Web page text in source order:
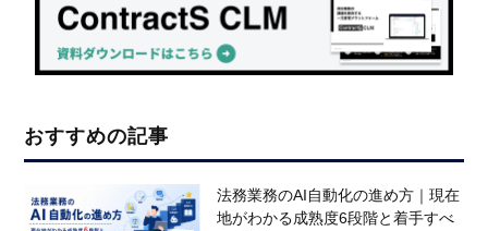
おすすめの記事
法務業務のAI自動化の進め方｜現在
地がわかる成熟度6段階と着手すべ